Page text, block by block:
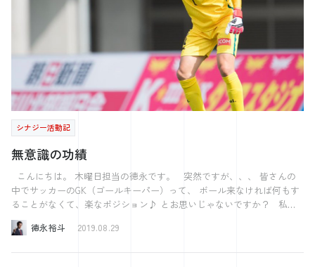
間無休という長時間営業をしていました。 すると常連客から「食料品
や日用品も扱ってほしい」という声があり 店主がその声に応じたとこ
ろ、”便利なお店”ということで「コンビニエンスストア」と呼ばれ、大
繁盛したそうです。 お店のファンの意見を誠実に実現した結果 今では
どこに行ってもあるコンビニができたのです。 紙を細かく切って情報
漏洩を防ぐシュレッダーは 日本で生まれました。 事務機メーカーの明
光商会創業者の高木氏が なんとうどんの製麺機にヒントを得て1960年
に作ったそうです。 情報漏洩を防ぎたいというニーズがあったのもも
ちろんですが うどんの製麺機という全く関係なさそうなものから シュ
レッダーを思いついたのはびっくりです。 ピザやカレーにも欠かせな
いチーズは 紀元前2000年頃に誕生したと言います。 当時アラブの商人
は羊の胃袋を使って水を運んでいたそうですが あるときヤギの乳を入
れた男がいたそうです。 砂漠を歩くうちに蒸発し 胃袋の消化酵素で発
酵が起きた結果 ヤギの乳が固まりました。 おそるおそる食べて見たと
ころ、思った以上に美味しかったことから ヨーロッパ全土に広がった
そうです。 まさに偶然の産物というやつですね。 以上３つの例を含
め、もののはじまりについてまとめると ものが誕生するときには３つ
シナジー活動記
無意識の功績
中でサッカーのGK（ゴールキーパー）って、 ボール来なければ何もす
ることがなくて、楽なポジション♪ とお思いじゃないですか？ 私の
個人的な意見ですが、 GKの役割というのは、相手からゴール守ること
であり、 一番の理想はシュートを0本に抑えるということです。 その
徳永裕斗 2019.08.29